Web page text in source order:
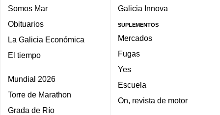
Somos Mar
Obituarios
La Galicia Económica
El tiempo
Mundial 2026
Torre de Marathon
Grada de Río
Galicia Innova
SUPLEMENTOS
Mercados
Fugas
Yes
Escuela
On, revista de motor